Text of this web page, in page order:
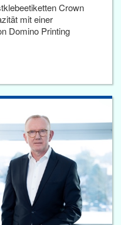
Crown
mit einer
Domino Printing